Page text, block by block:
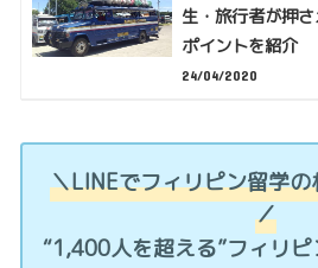
生・旅行者が押
ポイントを紹介
24/04/2020
＼LINEでフィリピン留学
／
“1,400人を超える”フィリ